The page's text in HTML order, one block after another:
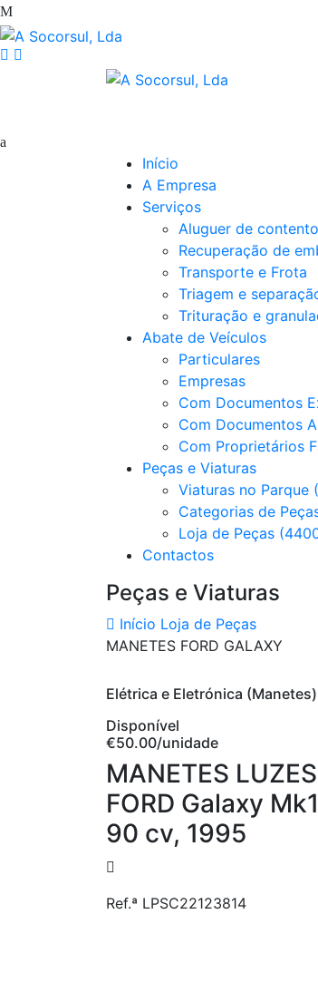
Início
A Empresa
Serviços
Aluguer de
Recuperação de
Transporte e Frota
Triagem e
Trituração e
Abate de Veículos
Particulares
Empresas
Com Documentos
Com Documentos
Com Proprietários
Peças e Viaturas
Viaturas no Parque
Categorias de
Loja de Peças
Contactos
Peças e Viaturas
Início Loja de Peças
MANETES FORD GALAXY
Elétrica e Eletrónica (Manetes)
Disponível
€50.00/unidade
MANETES
FORD Galaxy
90 cv, 1995
Ref.ª LPSC22123814